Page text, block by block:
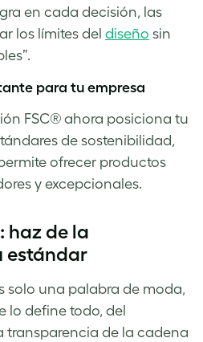
en cada decisión, las
los límites del diseño sin
para tu empresa
FSC® ahora posiciona tu
de sostenibilidad,
ofrecer productos
y excepcionales.
haz de la
estándar
solo una palabra de moda,
lo define todo, del
transparencia de la cadena